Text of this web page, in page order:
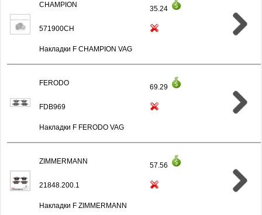
CHAMPION 35.24
571900CH
Накладки F CHAMPION VAG
FERODO 69.29
FDB969
Накладки F FERODO VAG
ZIMMERMANN 57.56
21848.200.1
Накладки F ZIMMERMANN